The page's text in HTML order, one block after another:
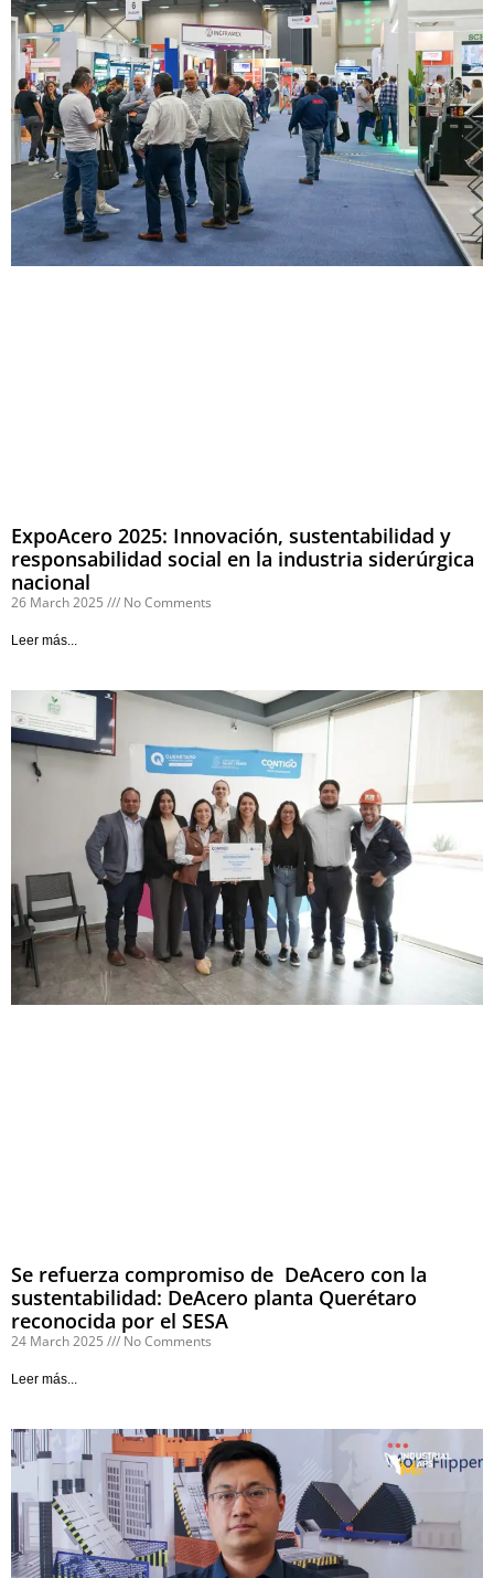
ExpoAcero 2025: Innovación, sustentabilidad y
responsabilidad social en la industria siderúrgica
nacional
26 March 2025 No Comments
Leer más...
Se refuerza compromiso de DeAcero con la
sustentabilidad: DeAcero planta Querétaro
reconocida por el SESA
24 March 2025 No Comments
Leer más...